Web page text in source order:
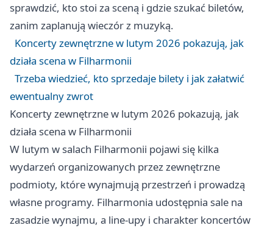
sprawdzić, kto stoi za sceną i gdzie szukać biletów,
zanim zaplanują wieczór z muzyką.
Koncerty zewnętrzne w lutym 2026 pokazują, jak
działa scena w Filharmonii
Trzeba wiedzieć, kto sprzedaje bilety i jak załatwić
ewentualny zwrot
Koncerty zewnętrzne w lutym 2026 pokazują, jak
działa scena w Filharmonii
W lutym w salach Filharmonii pojawi się kilka
wydarzeń organizowanych przez zewnętrzne
podmioty, które wynajmują przestrzeń i prowadzą
własne programy. Filharmonia udostępnia sale na
zasadzie wynajmu, a line-upy i charakter koncertów